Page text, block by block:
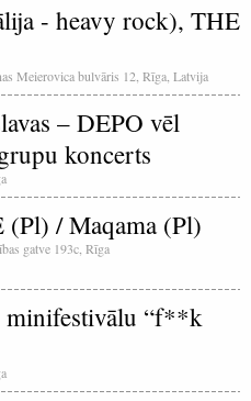
- heavy rock), THE
Meierovica bulvāris 12, Rīga, Latvija
– DEPO vēl
koncerts
/ Maqama (Pl)
gatve 193c, Rīga
minifestivālu “f**k